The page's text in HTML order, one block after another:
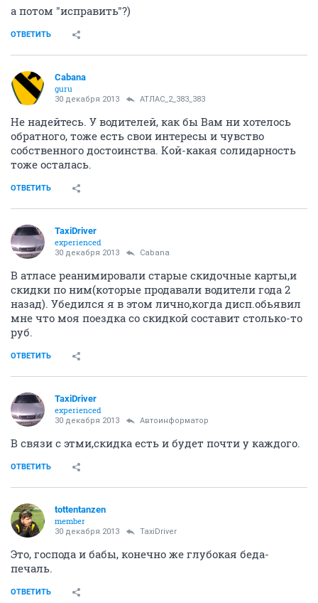
а потом "исправить"?)
ОТВЕТИТЬ
Cabana
guru
30 декабря 2013 АТЛАС_2_383_383
Не надейтесь. У водителей, как бы Вам ни хотелось
обратного, тоже есть свои интересы и чувство
собственного достоинства. Кой-какая солидарность
тоже осталась.
ОТВЕТИТЬ
TaxiDriver
experienced
30 декабря 2013 Cabana
В атласе реанимировали старые скидочные карты,и
скидки по ним(которые продавали водители года 2
назад). Убедился я в этом лично,когда дисп.обьявил
мне что моя поездка со скидкой составит столько-то
руб.
ОТВЕТИТЬ
TaxiDriver
experienced
30 декабря 2013 Автоинформатор
В связи с этми,скидка есть и будет почти у каждого.
ОТВЕТИТЬ
tottentanzen
member
30 декабря 2013 TaxiDriver
Это, господа и бабы, конечно же глубокая беда-
печаль.
ОТВЕТИТЬ